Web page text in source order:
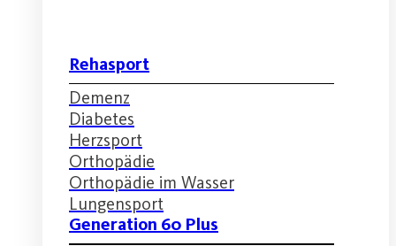
Rehasport
Demenz
Diabetes
Herzsport
Orthopädie
Orthopädie im Wasser
Lungensport
Generation 60 Plus